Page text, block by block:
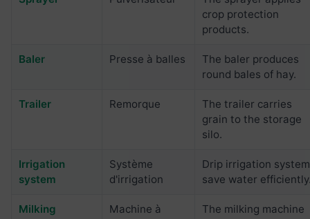
crop protection
products.
Baler Presse à balles
The baler produces
round bales of hay.
Trailer Remorque
The trailer carries
grain to the storage
silo.
Irrigation
system
Système
d'irrigation
Drip irrigation
save water
Milking
Machine à
The milking machine